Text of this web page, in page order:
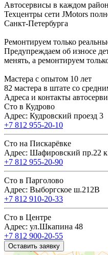
Автосервисы в каждом
Техцентры сети JMotors
Санкт-Петербурга
Ремонтируем только
Предупреждаем об износе
менять, а ремонтируем
Мастера с опытом 10 лет
82 мастера в штате со
Адреса и контакты
Сто в Кудрово
Адрес: Кудровский проезд 3
+7 812 955-20-10
Сто на Пискарёвке
Адрес: Шафировский пр.22
+7 812 955-20-90
Сто в Парголово
Адрес: Выборгское ш.212В
+7 812 910-20-33
Сто в Центре
Адрес: ул.Шкапина 48
+7 812 900-20-55
Оставить заявку